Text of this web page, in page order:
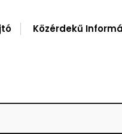
Közérdekű
Window